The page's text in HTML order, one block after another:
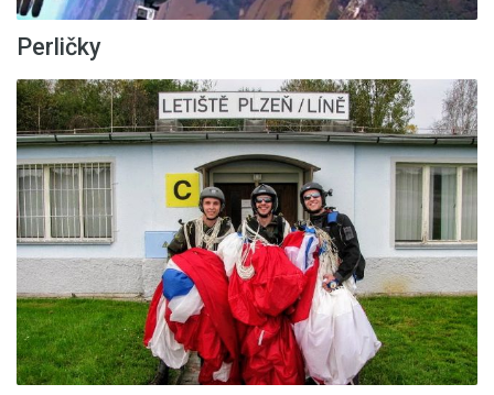
Perličky